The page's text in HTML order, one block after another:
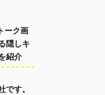
ーク画
隠しキ
紹介
です。